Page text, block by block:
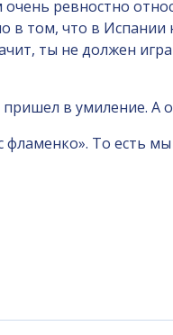
ревностно
том, что в Испании
ты не должен
в умиление.
То есть